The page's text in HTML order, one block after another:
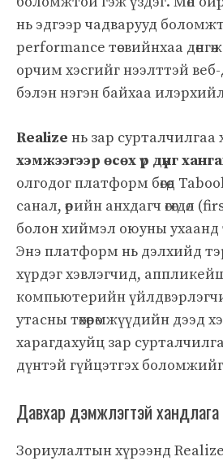
нь эдгээр чадварууд
performance төсвийнхаа дөнгөж
орчим хэсгийг нээлттэй
бэлэн нэгэн байхаа
Realize нь зар сурталчилгаа
хэмжээгээр өсөх үр дүнг
олгодог платформ бөгөөд
санал, өөрийн анхдагч өгөгдөл
болон хиймэл оюуны ухаанд
Энэ платформ нь дэлхийд
хүрдэг хэвлэгчид,
компьютерийн
утасны төхөөрөмжүүдийн дээд
харагдахуйц зар
дүнтэй гүйцэтгэх
Давхар дэмжлэгтэй хандлага
Зориулалтын хүрээнд